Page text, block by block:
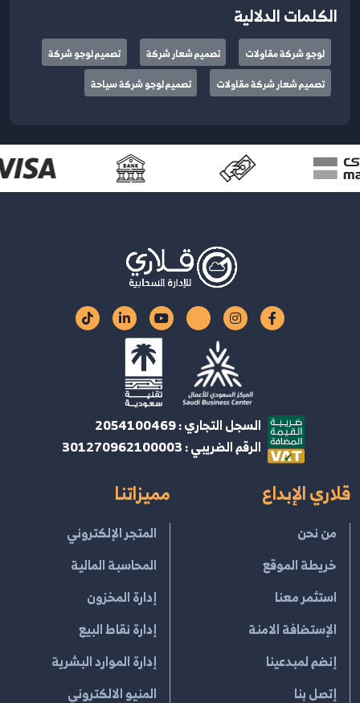
الكلمات الدلالية
لوجو شركة مقاولات تصميم شعار شركة
تصميم لوجو شركة
تصميم شعار شركة مقاولات
تصميم لوجو شركة سياحة
السجل التجاري : 2054100469
الرقم الضريبي : 301270962100003
قلاري الإبداع
من نحن
خريطة الموقع
استثمر معنا
الإستضافة الامنة
إنضم لمبدعينا
إتصل بنا
مميزاتنا
المتجر الإلكتروني
المحاسبة المالية
إدارة المخزون
إدارة نقاط البيع
إدارة الموارد البشرية
المنيو الالكتروني